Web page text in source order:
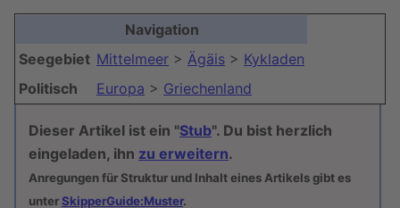
Navigation
Seegebiet Mittelmeer > Ägäis > Kykladen
Politisch
Europa > Griechenland
Dieser Artikel ist ein "Stub". Du bist herzlich
eingeladen, ihn zu erweitern.
Anregungen für Struktur und Inhalt eines Artikels gibt es
unterSkipperGuide:Muster.